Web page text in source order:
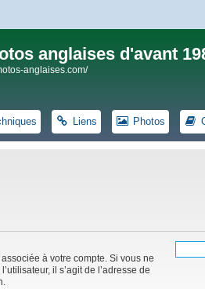
anglaises d'avant
anglaises.com/
Liens Photos
à votre compte. Si vous ne
il s’agit de l’adresse de